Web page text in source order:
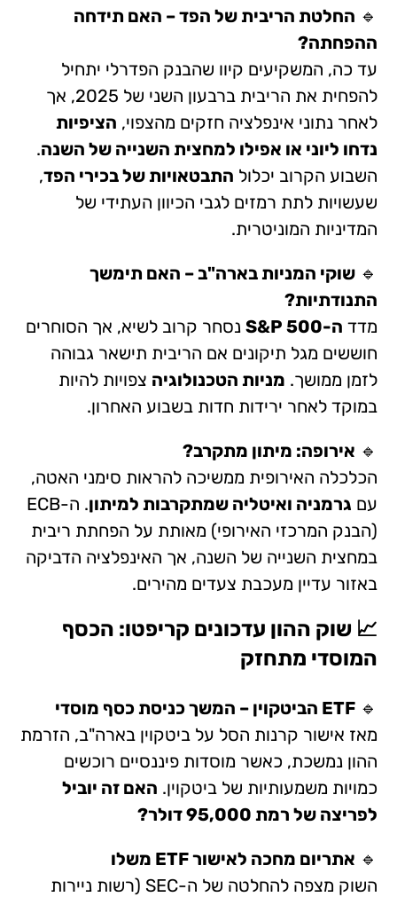
🔹 החלטת הריבית של הפד – האם תידחה
ההפחתה?
עד כה, המשקיעים קיוו שהבנק הפדרלי יתחיל
להפחית את הריבית ברבעון השני של 2025, אך
לאחר נתוני אינפלציה חזקים מהצפוי, הציפיות
נדחו ליוני או אפילו למחצית השנייה של השנה.
השבוע הקרוב יכלול התבטאויות של בכירי הפד,
שעשויות לתת רמזים לגבי הכיוון העתידי של
המדיניות המוניטרית.
🔹שוקי המניות בארה"ב – האם תימשך
התנודתיות?
מדד ה-S&P 500
נסחר קרוב לשיא, אך הסוחרים
חוששים מגל תיקונים אם הריבית תישאר גבוהה
לזמן ממושך. מניות הטכנולוגיה צפויות להיות
במוקד לאחר ירידות חדות בשבוע האחרון.
🔹 אירופה: מיתון מתקרב?
הכלכלה האירופית ממשיכה להראות סימני האטה,
עם גרמניה ואיטליה שמתקרבות למיתון
. ה-ECB
(הבנק המרכזי האירופי) מאותת על הפחתת ריבית
במחצית השנייה של השנה, אך האינפלציה הדביקה
באזור עדיין מעכבת צעדים מהירים.
📈 שוק ההון עדכונים קריפטו: הכסף
המוסדי מתחזק
🔹ETF הביטקוין – המשך כניסת כסף מוסדי
מאז אישור קרנות הסל על ביטקוין בארה"ב, הזרמת
ההון נמשכת, כאשר מוסדות פיננסיים רוכשים
כמויות משמעותיות של ביטקוין. האם זה יוביל
לפריצה של רמת 95,000 דולר?
🔹 אתריום מחכה לאישור ETF משלו
השוק מצפה להחלטה של ה-SEC (רשות ניירות